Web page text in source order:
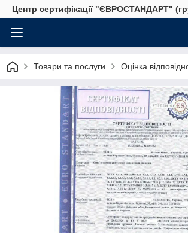
Центр сертифікації "ЄВРОСТАНДАРТ"
Товари та послуги Оцінка